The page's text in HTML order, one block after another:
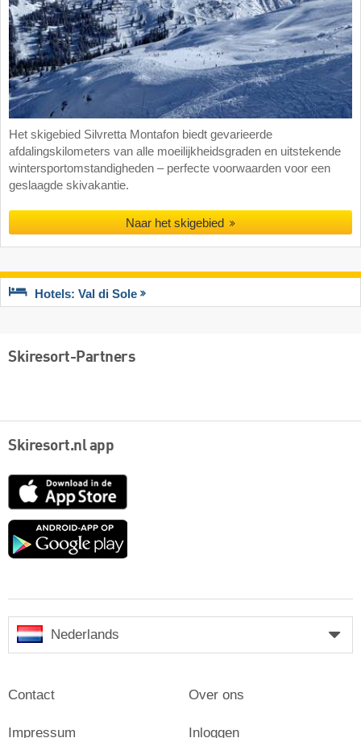
Het skigebied Silvretta Montafon biedt gevarieerde
afdalingskilometers van alle moeilijkheidsgraden en uitstekende
wintersportomstandigheden – perfecte voorwaarden voor een
geslaagde skivakantie.
Naar het skigebied
Hotels: Val di Sole
Skiresort-Partners
Skiresort.nl app
App
Google
Nederlands
Contact
Impressum
Over ons
Inloggen